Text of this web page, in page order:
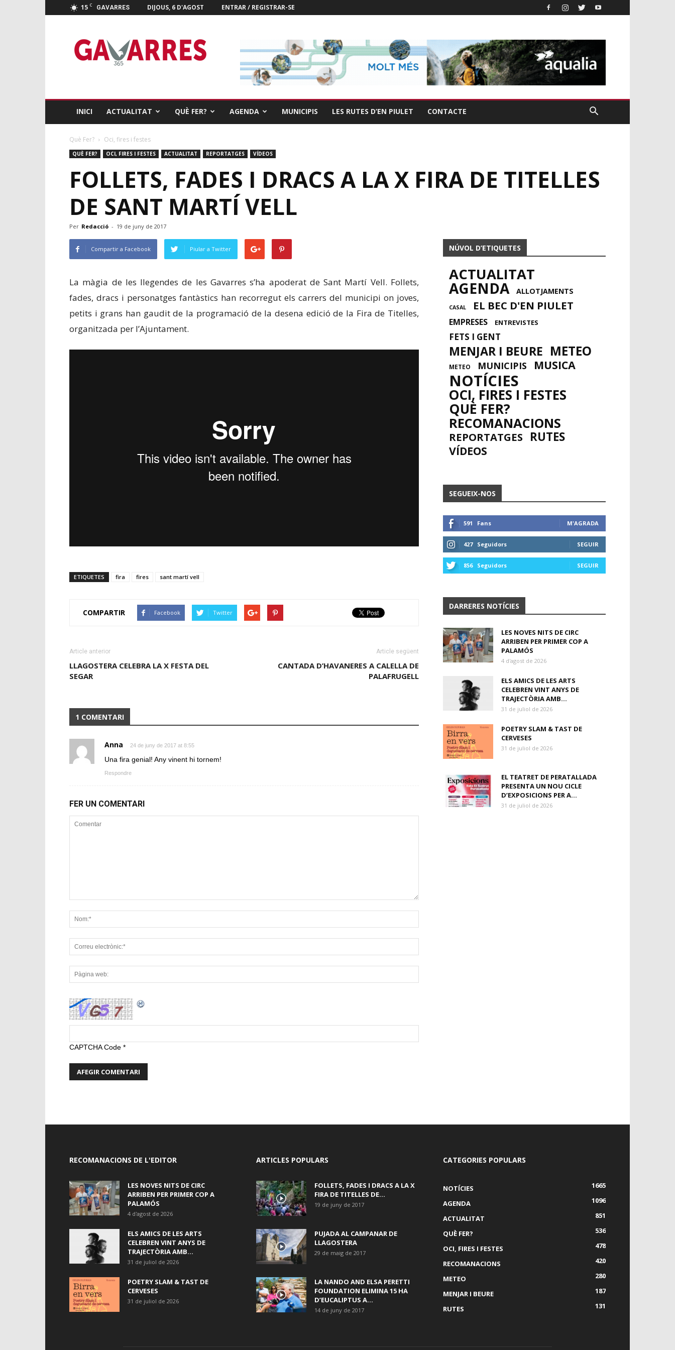
15 C GAVARRES DIJOUS, 6 D'AGOST ENTRAR / REGISTRAR-SE
365
INICI ACTUALITAT QUÈ FER? AGENDA MUNICIPIS LES RUTES D’EN PIULET CONTACTE
Què Fer? Oci, fires i festes
QUÈ FER? OCI, FIRES I FESTES ACTUALITAT REPORTATGES VÍDEOS
FOLLETS, FADES I DRACS A LA X FIRA DE TITELLES
DE SANT MARTÍ VELL
Per Redacció - 19 de juny de 2017
Compartir a Facebook Piular a Twitter
La màgia de les llegendes de les Gavarres s’ha apoderat de Sant Martí Vell. Follets,
fades, dracs i personatges fantàstics han recorregut els carrers del municipi on joves,
petits i grans han gaudit de la programació de la desena edició de la Fira de Titelles,
organitzada per l’Ajuntament.
ETIQUETES fira fires sant martí vell
COMPARTIR Facebook Twitter
Article anterior
LLAGOSTERA CELEBRA LA X FESTA DEL
SEGAR
Article següent
CANTADA D’HAVANERES A CALELLA DE
PALAFRUGELL
1 COMENTARI
Anna 24 de juny de 2017 at 8:55
Una fira genial! Any vinent hi tornem!
Respondre
FER UN COMENTARI
CAPTCHA Code *
NÚVOL D’ETIQUETES
ACTUALITAT
AGENDA ALLOTJAMENTS
CASAL EL BEC D'EN PIULET
EMPRESES ENTREVISTES
FETS I GENT
MENJAR I BEURE METEO
METEO MUNICIPIS MUSICA
NOTÍCIES
OCI, FIRES I FESTES
QUÈ FER?
RECOMANACIONS
REPORTATGES RUTES
VÍDEOS
SEGUEIX-NOS
591 Fans M'AGRADA
427 Seguidors SEGUIR
856 Seguidors SEGUIR
DARRERES NOTÍCIES
LES NOVES NITS DE CIRC
ARRIBEN PER PRIMER COP A
PALAMÓS
4 d'agost de 2026
ELS AMICS DE LES ARTS
CELEBREN VINT ANYS DE
TRAJECTÒRIA AMB...
31 de juliol de 2026
POETRY SLAM & TAST DE
CERVESES
31 de juliol de 2026
EL TEATRET DE PERATALLADA
PRESENTA UN NOU CICLE
D’EXPOSICIONS PER A...
31 de juliol de 2026
RECOMANACIONS DE L'EDITOR
LES NOVES NITS DE CIRC
ARRIBEN PER PRIMER COP A
PALAMÓS
4 d'agost de 2026
ELS AMICS DE LES ARTS
CELEBREN VINT ANYS DE
TRAJECTÒRIA AMB...
31 de juliol de 2026
POETRY SLAM & TAST DE
CERVESES
31 de juliol de 2026
ARTICLES POPULARS
FOLLETS, FADES I DRACS A LA X
FIRA DE TITELLES DE...
19 de juny de 2017
PUJADA AL CAMPANAR DE
LLAGOSTERA
29 de maig de 2017
LA NANDO AND ELSA PERETTI
FOUNDATION ELIMINA 15 HA
D’EUCALIPTUS A...
14 de juny de 2017
CATEGORIES POPULARS
NOTÍCIES
1665
AGENDA
1096
ACTUALITAT
851
QUÈ FER?
536
OCI, FIRES I FESTES
478
RECOMANACIONS
420
METEO
280
MENJAR I BEURE
187
RUTES
131